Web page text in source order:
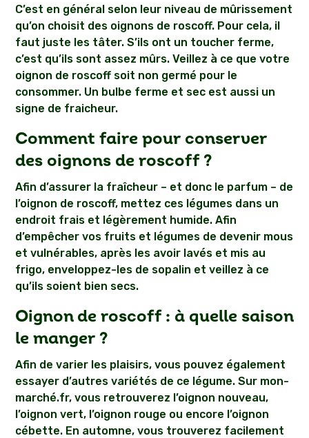
C’est en général selon leur niveau de mûrissement
qu’on choisit des oignons de roscoff. Pour cela, il
faut juste les tâter. S’ils ont un toucher ferme,
c’est qu’ils sont assez mûrs. Veillez à ce que votre
oignon de roscoff soit non germé pour le
consommer. Un bulbe ferme et sec est aussi un
signe de fraicheur.
Comment faire pour conserver
des oignons de roscoff ?
Afin d’assurer la fraîcheur – et donc le parfum – de
l’oignon de roscoff, mettez ces légumes dans un
endroit frais et légèrement humide. Afin
d’empêcher vos fruits et légumes de devenir mous
et vulnérables, après les avoir lavés et mis au
frigo, enveloppez-les de sopalin et veillez à ce
qu’ils soient bien secs.
Oignon de roscoff : à quelle saison
le manger ?
Afin de varier les plaisirs, vous pouvez également
essayer d’autres variétés de ce légume. Sur mon-
marché.fr, vous retrouverez l’oignon nouveau,
l’oignon vert, l’oignon rouge ou encore l’oignon
cébette. En automne, vous trouverez facilement